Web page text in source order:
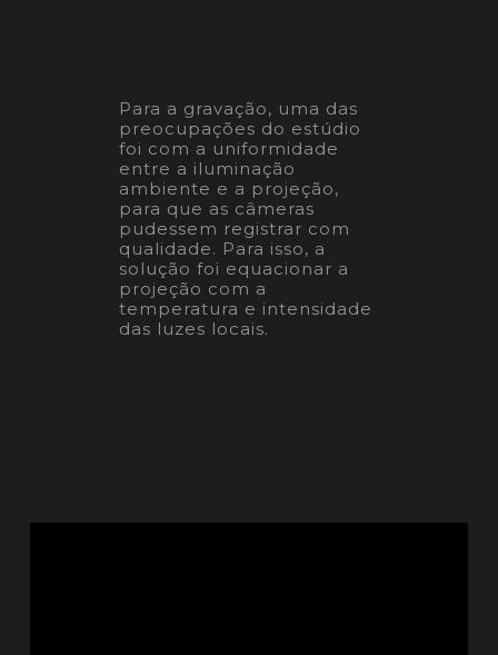
Para a gravação, uma das
preocupações do estúdio
foi com a uniformidade
entre a iluminação
ambiente e a projeção,
para que as câmeras
pudessem registrar com
qualidade. Para isso, a
solução foi equacionar a
projeção com a
temperatura e intensidade
das luzes locais.